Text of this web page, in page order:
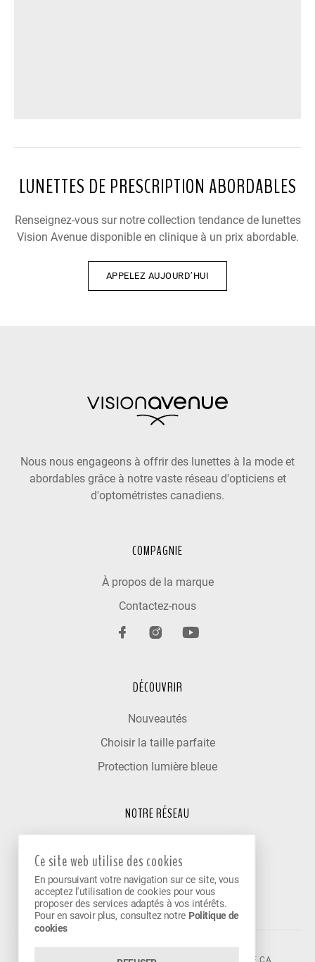
LUNETTES DE PRESCRIPTION ABORDABLES
Renseignez-vous sur notre collection tendance de lunettes
Vision Avenue disponible en clinique à un prix abordable.
APPELEZ AUJOURD’HUI
Nous nous engageons à offrir des lunettes à la mode et
abordables grâce à notre vaste réseau d'opticiens et
d'optométristes canadiens.
COMPAGNIE
À propos de la marque
Contactez-nous
DÉCOUVRIR
Nouveautés
Choisir la taille parfaite
Protection lumière bleue
NOTRE RÉSEAU
Nos cliniques partenaires
Devenir partenaire
Ce site web utilise des cookies
En poursuivant votre navigation sur ce site, vous
acceptez l'utilisation de cookies pour vous
proposer des services adaptés à vos intérêts.
Pour en savoir plus, consultez notre Politique de
cookies